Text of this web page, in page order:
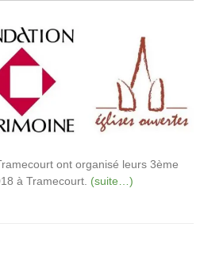
ont organisé leurs 3ème
à Tramecourt. (suite…)